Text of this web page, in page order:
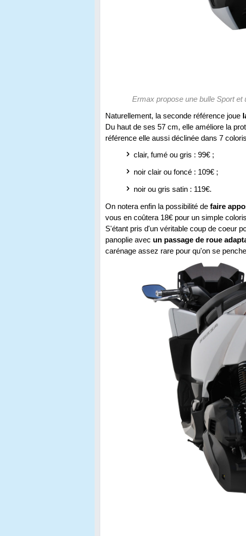
Ermax propose une bulle Sport et
Naturellement, la seconde référence joue
Du haut de ses 57 cm, elle améliore la
référence elle aussi déclinée dans 7
clair, fumé ou gris : 99€ ;
noir clair ou foncé : 109€ ;
noir ou gris satin : 119€.
On notera enfin la possibilité de faire
vous en coûtera 18€ pour un simple
S'étant pris d'un véritable coup de coeur
panoplie avec un passage de roue
carénage assez rare pour qu'on se